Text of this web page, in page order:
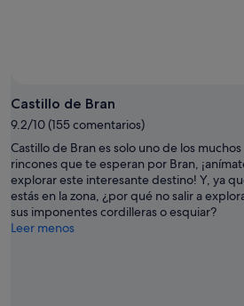
Castillo de Bran
9.2/10 (155 comentarios)
Castillo de Bran es solo uno de los muchos
rincones que te esperan por Bran,
explorar este interesante destino! Y, ya
estás en la zona, ¿por qué no salir a
sus imponentes cordilleras o esquiar?
Leer menos